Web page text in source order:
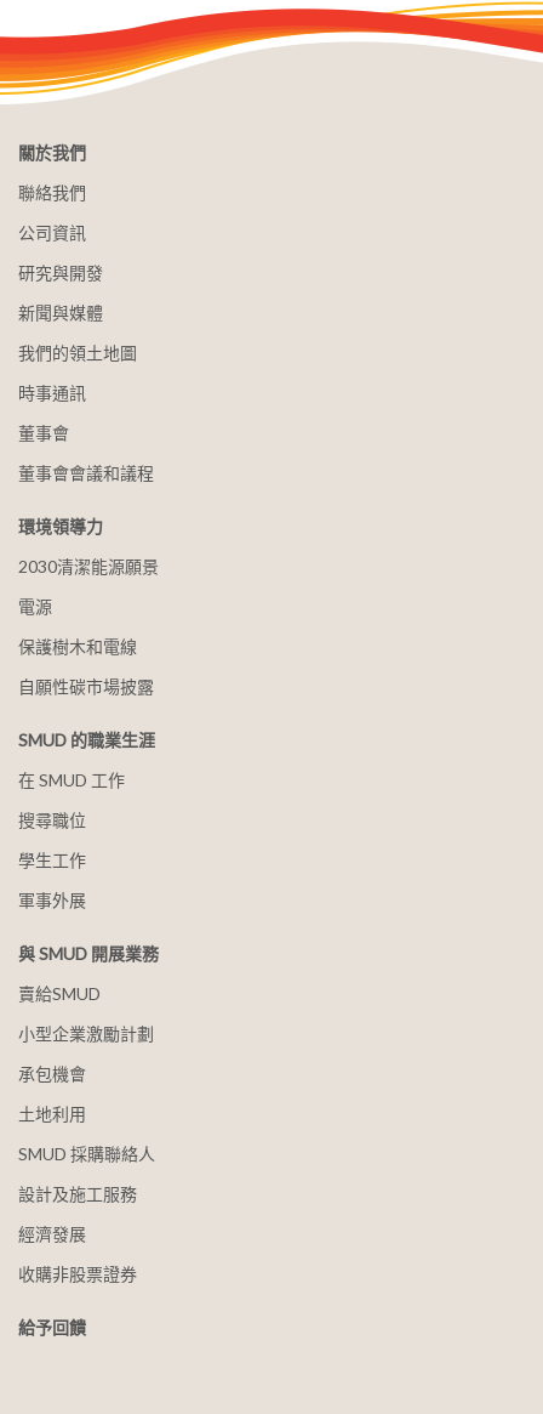
關於我們
聯絡我們
公司資訊
研究與開發
新聞與媒體
我們的領土地圖
時事通訊
董事會
董事會會議和議程
環境領導力
2030清潔能源願景
電源
保護樹木和電線
自願性碳市場披露
SMUD 的職業生涯
在 SMUD 工作
搜尋職位
學生工作
軍事外展
與 SMUD 開展業務
賣給SMUD
小型企業激勵計劃
承包機會
土地利用
SMUD 採購聯絡人
設計及施工服務
經濟發展
收購非股票證券
給予回饋